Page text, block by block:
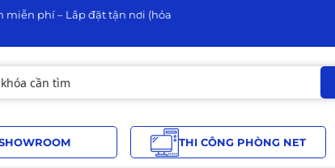
miễn phí – Lắp đặt tận nơi (hỏa
THI CÔNG PHÒNG NET